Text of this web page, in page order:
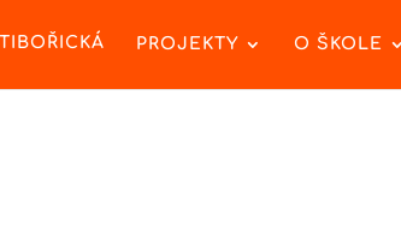
PROJEKTY O ŠKOLE